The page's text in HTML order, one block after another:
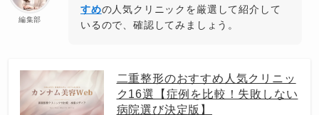
編集部
すめの人気クリニックを厳選して紹介して
いるので、確認してみましょう。
二重整形のおすすめ人気クリニッ
ク16選【症例を比較！失敗しない
病院選び決定版】